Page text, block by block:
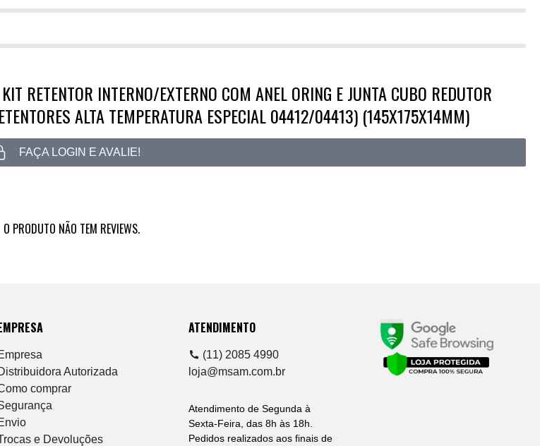
RETENTOR INTERNO/EXTERNO COM ANEL ORING E JUNTA CUBO REDUTOR
ALTA TEMPERATURA ESPECIAL 04412/04413) (145X175X14MM)
FAÇA LOGIN E AVALIE!
O PRODUTO NÃO TEM REVIEWS.
Autorizada
comprar
e Devoluções
ATENDIMENTO
(11) 2085 4990
loja@msam.com.br
Atendimento de Segunda à
Sexta-Feira, das 8h às 18h.
Pedidos realizados aos finais de